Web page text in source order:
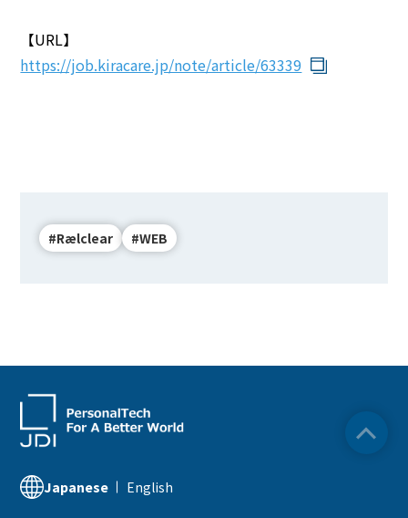
BEYOND DISPLAY
【URL】
https://job.kiracare.jp/note/article/63339
#Rælclear #WEB
Japanese English